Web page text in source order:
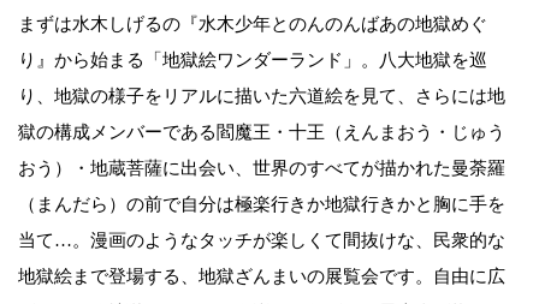
まずは水木しげるの『水木少年とのんのんばあの地獄めぐ
り』から始まる「地獄絵ワンダーランド」。八大地獄を巡
り、地獄の様子をリアルに描いた六道絵を見て、さらには地
獄の構成メンバーである閻魔王・十王（えんまおう・じゅう
おう）・地蔵菩薩に出会い、世界のすべてが描かれた曼荼羅
（まんだら）の前で自分は極楽行きか地獄行きかと胸に手を
当て…。漫画のようなタッチが楽しくて間抜けな、民衆的な
地獄絵まで登場する、地獄ざんまいの展覧会です。自由に広